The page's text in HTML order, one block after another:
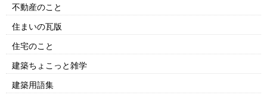
不動産のこと
住まいの瓦版
住宅のこと
建築ちょこっと雑学
建築用語集